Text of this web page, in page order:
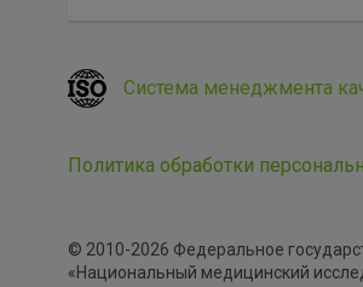
Система менеджмента
Политика обработки
© 2010-2026 Федеральное
«Национальный медицинский